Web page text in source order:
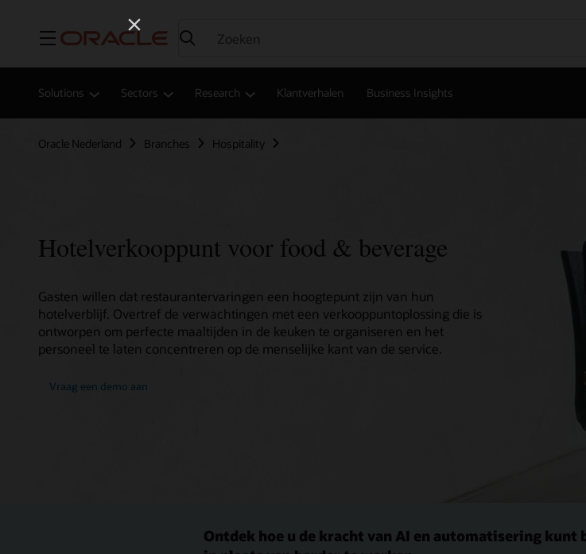
Menu
Solutions Sectors Research Klantverhalen Business Insights
Oracle Nederland Branches Hospitality
Hotelverkooppunt voor food & beverage
Gasten willen dat restaurantervaringen een hoogtepunt zijn van hun
hotelverblijf. Overtref de verwachtingen met een verkooppuntoplossing die is
ontworpen om perfecte maaltijden in de keuken te organiseren en het
personeel te laten concentreren op de menselijke kant van de service.
Vraag een demo aan
Ontdek hoe u de kracht van AI en automatisering kunt